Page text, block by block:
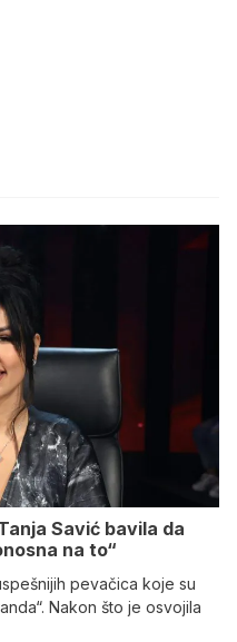
Savić bavila da
na to“
pevačica koje su
Nakon što je osvojila